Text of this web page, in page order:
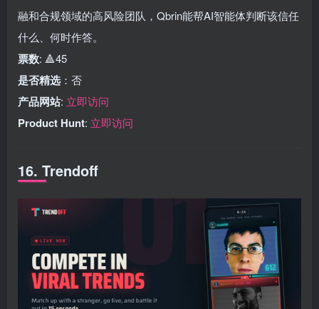
融和合规领域的高风险团队，Qbrin能帮AI智能体判断该信任
什么、何时作答。
票数: 🔺45
是否精选 ：否
产品网站: 立即访问
Product Hunt: 立即访问
16. Trendoff